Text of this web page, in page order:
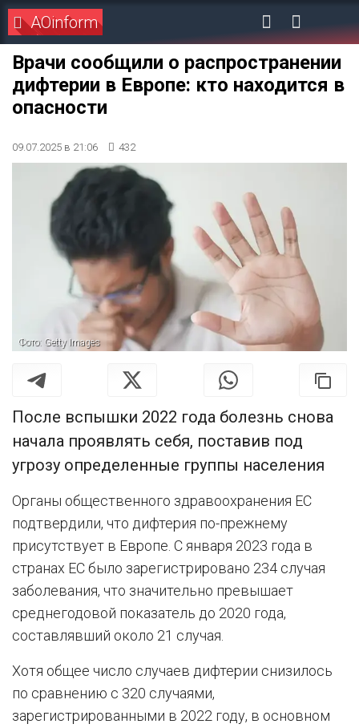
AOinform
Врачи сообщили о распространении
дифтерии в Европе: кто находится в
опасности
09.07.2025 в 21:06 432
Фото: Getty Images
После вспышки 2022 года болезнь снова
начала проявлять себя, поставив под
угрозу определенные группы населения
Органы общественного здравоохранения ЕС
подтвердили, что дифтерия по-прежнему
присутствует в Европе. С января 2023 года в
странах ЕС было зарегистрировано 234 случая
заболевания, что значительно превышает
среднегодовой показатель до 2020 года,
составлявший около 21 случая.
Хотя общее число случаев дифтерии снизилось
по сравнению с 320 случаями,
зарегистрированными в 2022 году, в основном